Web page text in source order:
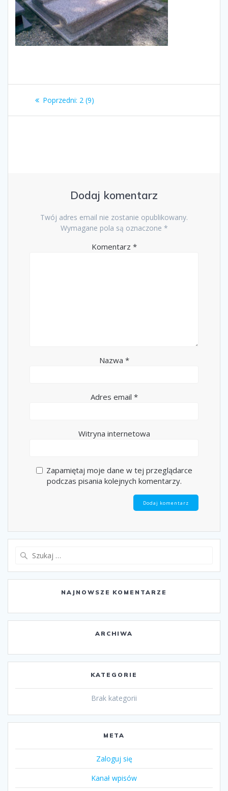
Nawigacja
wpisu
Poprzedni: Poprzedni
2 (9)
Dodaj komentarz
Twój adres email nie zostanie opublikowany.
Wymagane pola są oznaczone *
Komentarz *
Nazwa *
Adres email *
Witryna internetowa
Zapamiętaj moje dane w tej przeglądarce
podczas pisania kolejnych komentarzy.
NAJNOWSZE KOMENTARZE
ARCHIWA
KATEGORIE
Brak kategorii
META
Zaloguj się
Kanał wpisów